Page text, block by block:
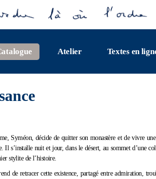
Atelier Textes en
Syméon, décide de quitter son monastère et de vivre
Il s’installe nuit et jour, dans le désert, au sommet d’une
stylite de l’histoire.
de retracer cette existence, partagé entre admiration,